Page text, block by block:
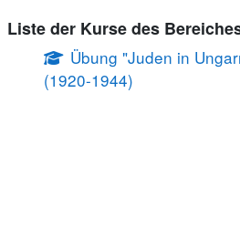
Liste der Kurse des
Übung "Juden in
(1920-1944)